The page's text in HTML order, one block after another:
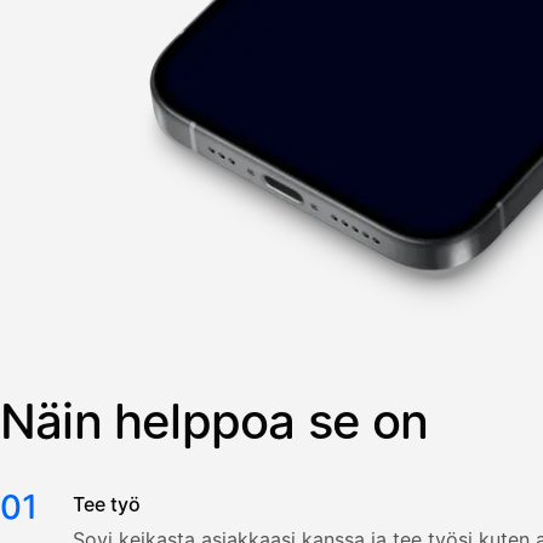
Näin helppoa se on
01
Tee työ